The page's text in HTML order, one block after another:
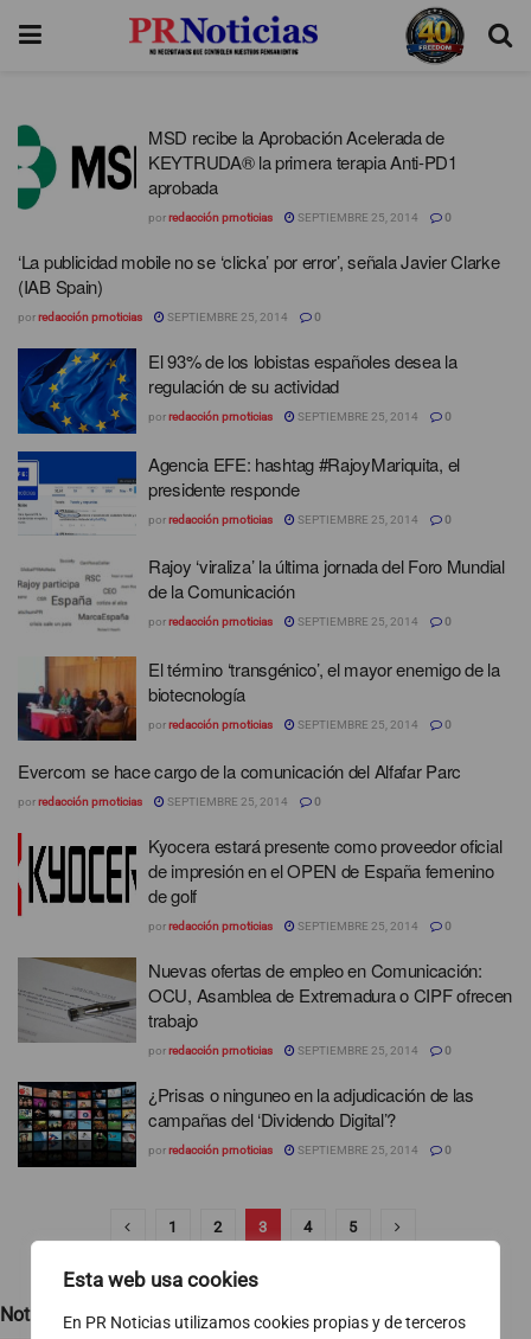
Esta web usa cookies
En PR Noticias utilizamos cookies propias y de terceros
MSD recibe la Aprobación Acelerada de
KEYTRUDA® la primera terapia Anti-PD1
aprobada
porredacción prnoticias SEPTIEMBRE 25, 2014 0
‘La publicidad mobile no se ‘clicka’ por error’, señala Javier Clarke
(IAB Spain)
porredacción prnoticias SEPTIEMBRE 25, 2014 0
El 93% de los lobistas españoles desea la
regulación de su actividad
porredacción prnoticias SEPTIEMBRE 25, 2014 0
Agencia EFE: hashtag #RajoyMariquita, el
presidente responde
porredacción prnoticias SEPTIEMBRE 25, 2014 0
Rajoy ‘viraliza’ la última jornada del Foro Mundial
de la Comunicación
porredacción prnoticias SEPTIEMBRE 25, 2014 0
El término ‘transgénico’, el mayor enemigo de la
biotecnología
porredacción prnoticias SEPTIEMBRE 25, 2014 0
Evercom se hace cargo de la comunicación del Alfafar Parc
porredacción prnoticias SEPTIEMBRE 25, 2014 0
Kyocera estará presente como proveedor oficial
de impresión en el OPEN de España femenino
de golf
porredacción prnoticias SEPTIEMBRE 25, 2014 0
Nuevas ofertas de empleo en Comunicación:
OCU, Asamblea de Extremadura o CIPF ofrecen
trabajo
porredacción prnoticias SEPTIEMBRE 25, 2014 0
¿Prisas o ninguneo en la adjudicación de las
campañas del ‘Dividendo Digital’?
porredacción prnoticias SEPTIEMBRE 25, 2014 0
1 2 3 4 5
Noticias recientes